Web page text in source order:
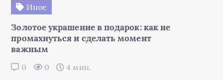
Иное
Золотое украшение в подарок: как не
промахнуться и сделать момент
важным
0 0 4 мин.